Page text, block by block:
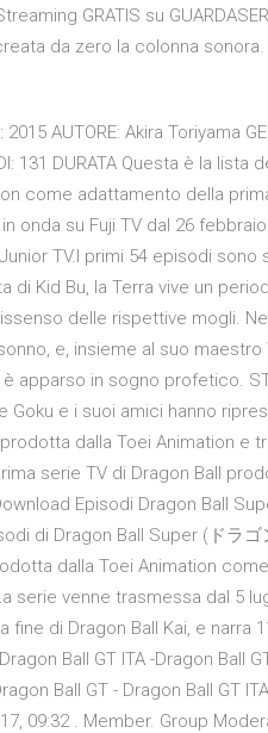
GRATIS su
da zero la colonna
AUTORE: Akira Toriyama
131 DURATA Questa è la lista
come adattamento della
onda su Fuji TV dal 26
TV.I primi 54 episodi sono
Kid Bu, la Terra vive un
delle rispettive mogli.
e, insieme al suo
apparso in sogno profetico.
Goku e i suoi amici hanno
dalla Toei Animation e
serie TV di Dragon Ball
Episodi Dragon Ball
di Dragon Ball Super (ドラ
dalla Toei Animation
serie venne trasmessa dal 5
di Dragon Ball Kai, e narra
Ball GT ITA -Dragon Ball
Ball GT - Dragon Ball GT
09:32 . Member. Group